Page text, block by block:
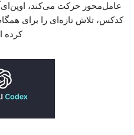
کدکس، تلاش تازه‌ای را برای
کرده